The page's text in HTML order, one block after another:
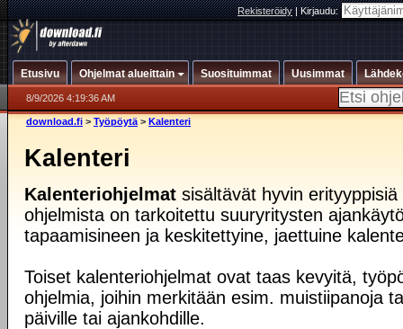
Rekisteröidy|Kirjaudu:
Etusivu Ohjelmat alueittain Suosituimmat Uusimmat
8/9/2026 4:19:36 AM
download.fi > Työpöytä > Kalenteri
Kalenteri
Kalenteriohjelmat sisältävät hyvin
ohjelmista on tarkoitettu suuryritysten
tapaamisineen ja keskitettyine, jaettuine
Toiset kalenteriohjelmat ovat taas kevyitä,
ohjelmia, joihin merkitään esim. muistiipanoja
päiville tai ajankohdille.